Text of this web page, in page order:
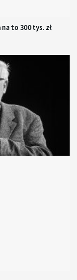
to 300 tys. zł